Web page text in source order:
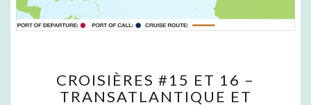
R
O
CROISIÈRES #15 ET 16 –
TRANSATLANTIQUE ET